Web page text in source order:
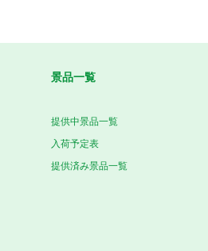
景品一覧
提供中景品一覧
入荷予定表
提供済み景品一覧